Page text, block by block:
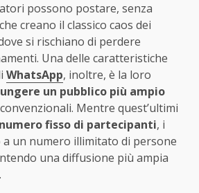
possono postare, senza
creano il classico caos dei
si rischiano di perdere
Una delle caratteristiche
WhatsApp, inoltre, è la loro
un pubblico più ampio
Mentre quest’ultimi
numero fisso di partecipanti, i
un numero illimitato di persone
una diffusione più ampia